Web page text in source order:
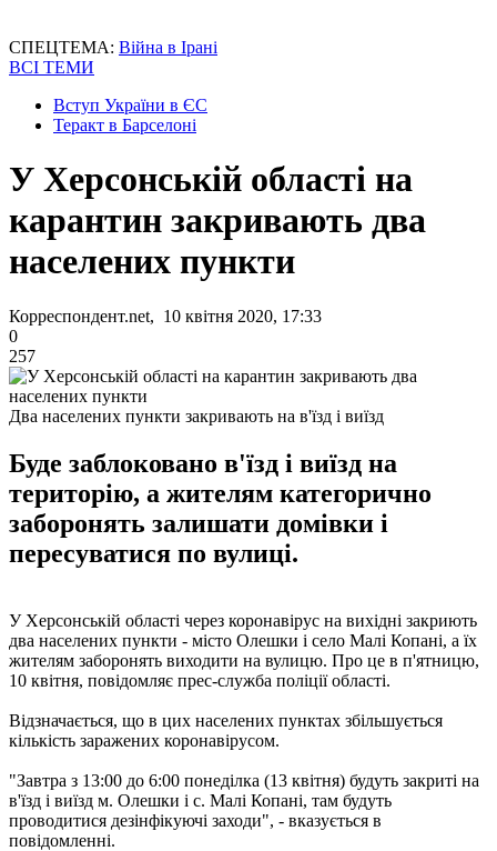
СПЕЦТЕМА: Війна в Ірані
ВСІ ТЕМИ
Вступ України в ЄС
Теракт в Барселоні
У Херсонській області на
карантин закривають два
населених пункти
Корреспондент.net, 10 квітня 2020, 17:33
0
257
Два населених пункти закривають на в'їзд і виїзд
Буде заблоковано в'їзд і виїзд на
територію, а жителям категорично
заборонять залишати домівки і
пересуватися по вулиці.
У Херсонській області через коронавірус на вихідні закриють
два населених пункти - місто Олешки і село Малі Копані, а їх
жителям заборонять виходити на вулицю. Про це в п'ятницю,
10 квітня, повідомляє прес-служба поліції області.
Відзначається, що в цих населених пунктах збільшується
кількість заражених коронавірусом.
"Завтра з 13:00 до 6:00 понеділка (13 квітня) будуть закриті на
в'їзд і виїзд м. Олешки і с. Малі Копані, там будуть
проводитися дезінфікуючі заходи", - вказується в
повідомленні.